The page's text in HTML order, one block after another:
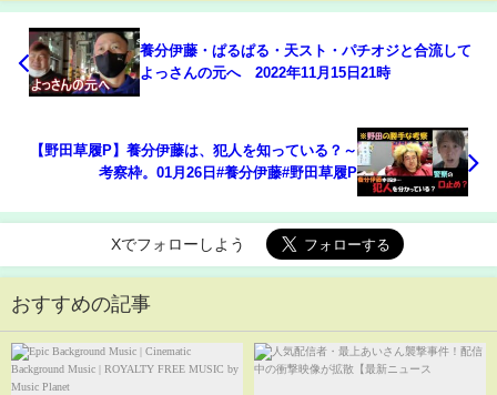
養分伊藤・ぱるぱる・天スト・パチオジと合流して
よっさんの元へ 2022年11月15日21時
【野田草履P】養分伊藤は、犯人を知っている？～
考察枠。01月26日#養分伊藤#野田草履P
Xでフォローしよう
おすすめの記事